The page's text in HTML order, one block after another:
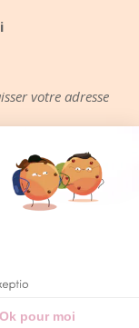
votre adresse